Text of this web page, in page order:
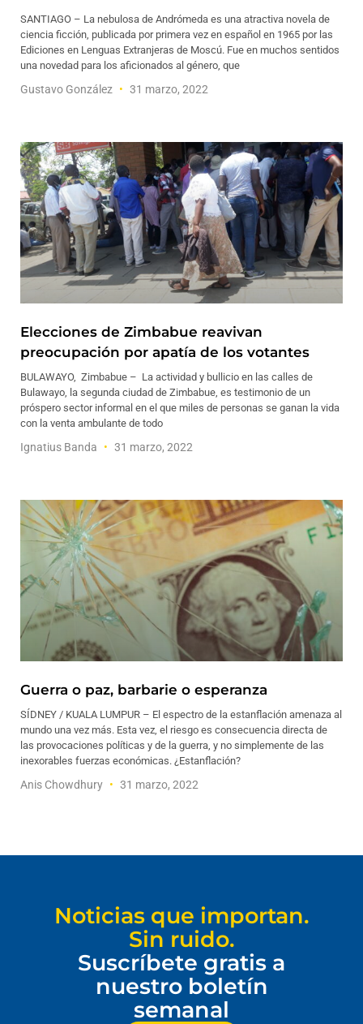
SANTIAGO – La nebulosa de Andrómeda es una atractiva novela de
ciencia ficción, publicada por primera vez en español en 1965 por las
Ediciones en Lenguas Extranjeras de Moscú. Fue en muchos sentidos
una novedad para los aficionados al género, que
Gustavo González 31 marzo, 2022
Elecciones de Zimbabue reavivan
preocupación por apatía de los votantes
BULAWAYO, Zimbabue – La actividad y bullicio en las calles de
Bulawayo, la segunda ciudad de Zimbabue, es testimonio de un
próspero sector informal en el que miles de personas se ganan la vida
con la venta ambulante de todo
Ignatius Banda 31 marzo, 2022
Guerra o paz, barbarie o esperanza
SÍDNEY / KUALA LUMPUR – El espectro de la estanflación amenaza al
mundo una vez más. Esta vez, el riesgo es consecuencia directa de
las provocaciones políticas y de la guerra, y no simplemente de las
inexorables fuerzas económicas. ¿Estanflación?
Anis Chowdhury 31 marzo, 2022
Noticias que importan.
Sin ruido.
Suscríbete gratis a
nuestro boletín
semanal